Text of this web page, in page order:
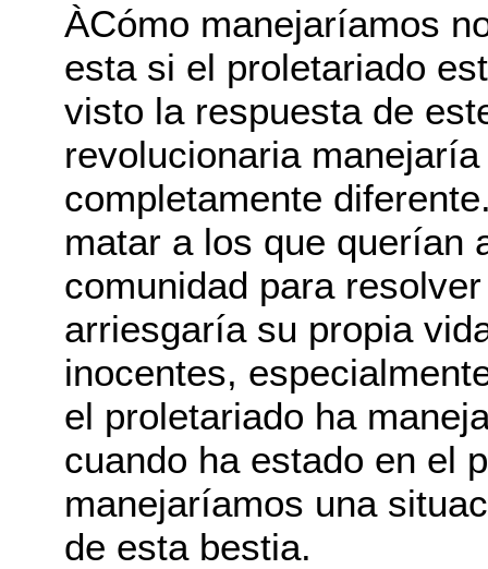
ÀCómo manejaríamos
esta si el proletariado
visto la respuesta de
revolucionaria
completamente
matar a los que querían
comunidad para
arriesgaría su propia
inocentes,
el proletariado ha
cuando ha estado en el
manejaríamos una
de esta bestia.